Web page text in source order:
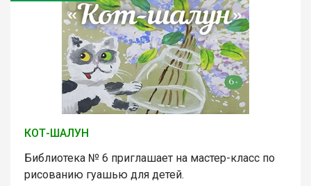
КОТ-ШАЛУН
Библиотека № 6 приглашает на мастер-класс по
рисованию гуашью для детей.